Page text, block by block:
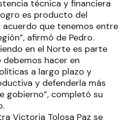
técnica y financiera
es producto del
que tenemos entre
afirmó de Pedro.
en el Norte es parte
hacer en
a largo plazo y
y defenderla más
gobierno”, completó su
Victoria Tolosa Paz se